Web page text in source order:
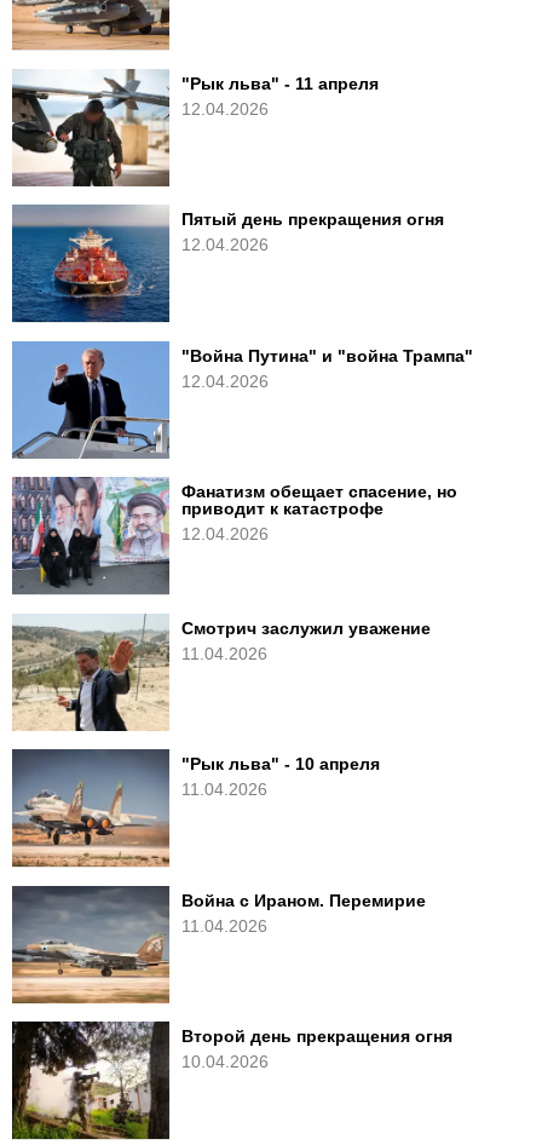
"Рык льва" - 11 апреля
12.04.2026
Пятый день прекращения огня
12.04.2026
"Война Путина" и "война Трампа"
12.04.2026
Фанатизм обещает спасение, но
приводит к катастрофе
12.04.2026
Смотрич заслужил уважение
11.04.2026
"Рык льва" - 10 апреля
11.04.2026
Война с Ираном. Перемирие
11.04.2026
Второй день прекращения огня
10.04.2026